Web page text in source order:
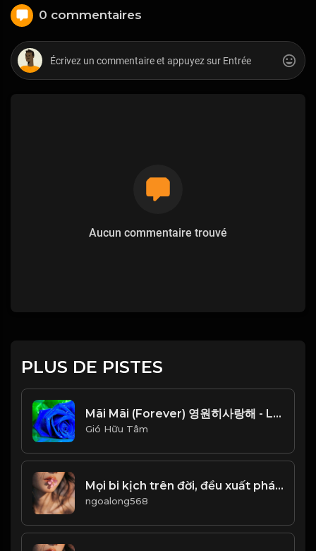
0 commentaires
Aucun commentaire trouvé
PLUS DE PISTES
Mãi Mãi (Forever) 영원히사랑해 - Lam Trường (안재욱) Beat Chuẩn_1766654396787
Gió Hữu Tâm
Mọi bi kịch trên đời, đều xuất phát từ TIỀN! & Đạo
ngoalong568